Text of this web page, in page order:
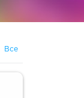
Все